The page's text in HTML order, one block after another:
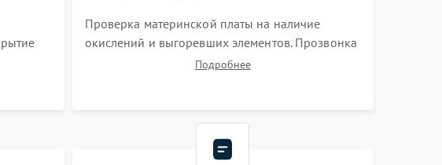
Проверка материнской платы на наличие
окислений и выгоревших элементов. Прозвонка
цепей питания, тестирование приводных
Подробнее